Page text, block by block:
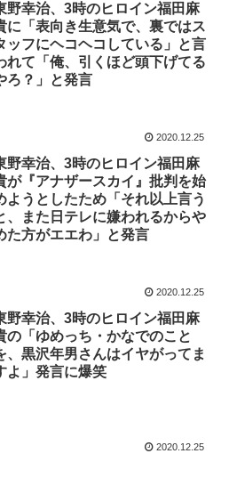
野幸治、3時のヒロイン福田麻
に「表向き生意気で、裏ではス
ッフにヘコヘコしている」と言
れて「俺、引くほど頭下げてる
ろ？」と発言
2020.12.25
野幸治、3時のヒロイン福田麻
が『アナザースカイ』批判を始
ようとしたため「それ以上言う
、また日テレに嫌われるからや
た方がエエわ」と発言
2020.12.25
野幸治、3時のヒロイン福田麻
の「ゆめっち・かなでのこと
、黒沢年男さんはイヤがってま
よ」発言に爆笑
2020.12.25